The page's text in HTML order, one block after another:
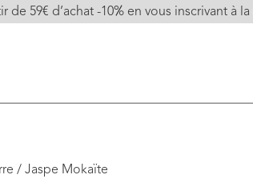
de 59€ d’achat -10% en vous inscrivant à la
/ Jaspe Mokaïte